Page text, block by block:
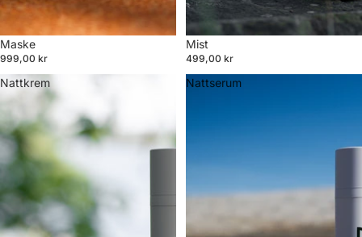
Maske
999,00 kr
Mist
499,00 kr
Nattkrem Nattserum